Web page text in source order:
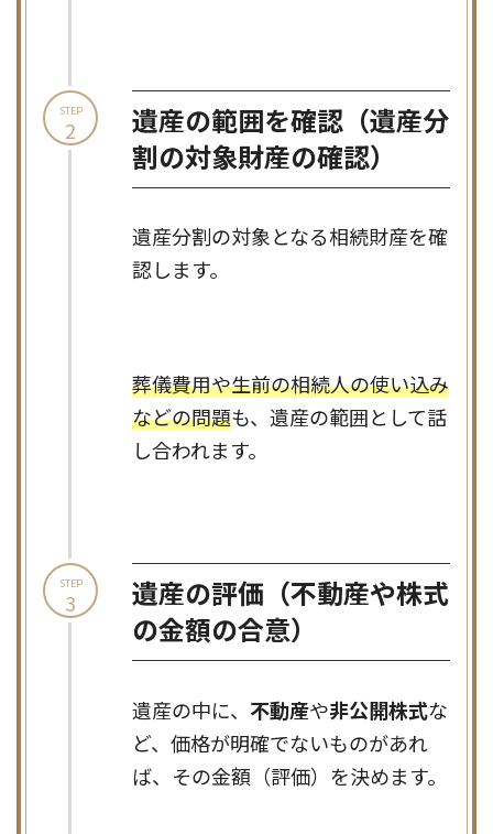
遺産の範囲を確認（遺産分
割の対象財産の確認）
遺産分割の対象となる相続財産を確
認します。
葬儀費用や生前の相続人の使い込み
などの問題も、遺産の範囲として話
し合われます。
STEP
2
遺産の評価 （不動産や株式
の金額の合意）
遺産の中に、 不動産や非公開株式な
ど、価格が明確でないものがあれ
ば、その金額（評価）を決めます。
STEP
3